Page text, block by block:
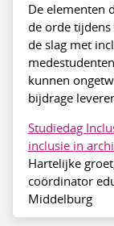
De elementen
de orde tijdens
de slag met
kunnen
bijdrage
Studiedag
inclusie in
Hartelijke
coördinator
Middelburg